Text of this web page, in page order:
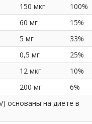
150 мкг
100%
60 мг
15%
5 мг
33%
0,5 мг
25%
12 мкг
10%
200 мг
6%
основаны на диете в